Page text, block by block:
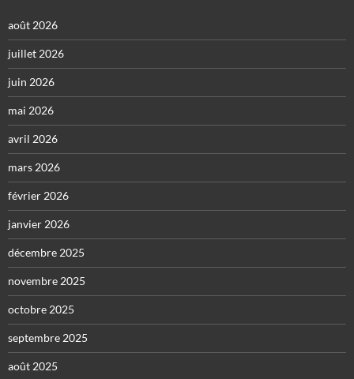
août 2026
juillet 2026
juin 2026
mai 2026
avril 2026
mars 2026
février 2026
janvier 2026
décembre 2025
novembre 2025
octobre 2025
septembre 2025
août 2025